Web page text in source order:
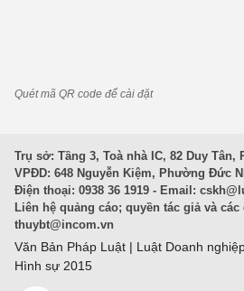
Quét mã QR code để cài đặt
Trụ sở: Tầng 3, Toà nhà IC, 82 Duy Tân,
VPĐD: 648 Nguyễn Kiệm, Phường Đức
Điện thoại: 0938 36 1919 - Email:
Liên hệ quảng cáo; quyền tác giả và
thuybt@incom.vn
Văn Bản Pháp Luật | Luật Doanh
Hình sự 2015